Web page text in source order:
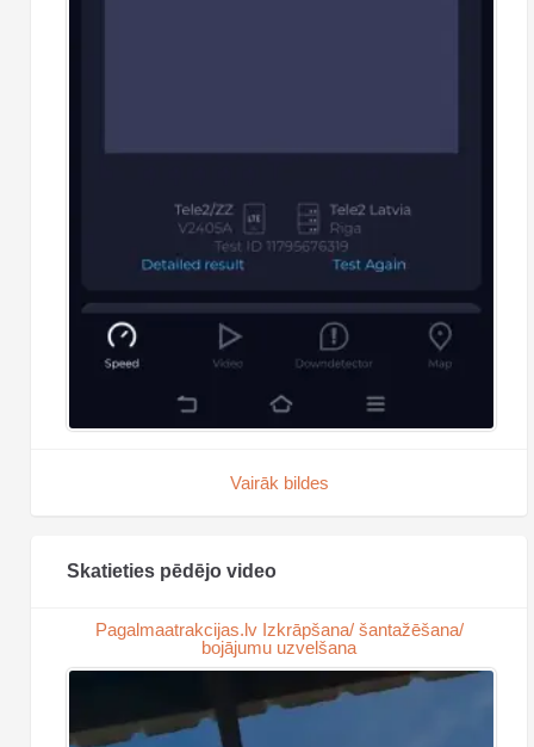
Vairāk bildes
Skatieties pēdējo video
Pagalmaatrakcijas.lv Izkrāpšana/ šantažēšana/
bojājumu uzvelšana